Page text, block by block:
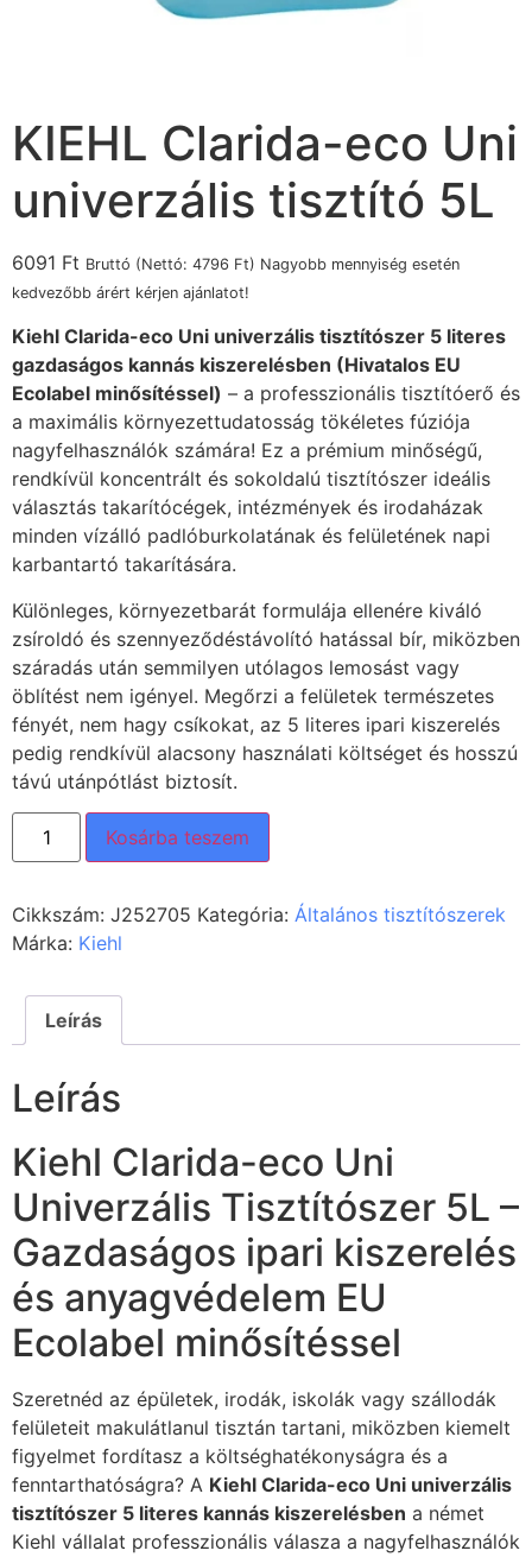
KIEHL Clarida-eco Uni
univerzális tisztító 5L
6091 Ft Bruttó (Nettó: 4796 Ft) Nagyobb mennyiség esetén
kedvezőbb árért kérjen ajánlatot!
Kiehl Clarida-eco Uni univerzális tisztítószer 5 literes
gazdaságos kannás kiszerelésben (Hivatalos EU
Ecolabel minősítéssel) – a professzionális tisztítóerő és
a maximális környezettudatosság tökéletes fúziója
nagyfelhasználók számára! Ez a prémium minőségű,
rendkívül koncentrált és sokoldalú tisztítószer ideális
választás takarítócégek, intézmények és irodaházak
minden vízálló padlóburkolatának és felületének napi
karbantartó takarítására.
Különleges, környezetbarát formulája ellenére kiváló
zsíroldó és szennyeződéstávolító hatással bír, miközben
száradás után semmilyen utólagos lemosást vagy
öblítést nem igényel. Megőrzi a felületek természetes
fényét, nem hagy csíkokat, az 5 literes ipari kiszerelés
pedig rendkívül alacsony használati költséget és hosszú
távú utánpótlást biztosít.
Kosárba teszem
Cikkszám: J252705 Kategória: Általános tisztítószerek
Márka: Kiehl
Leírás
Leírás
Kiehl Clarida-eco Uni
Univerzális Tisztítószer 5L –
Gazdaságos ipari kiszerelés
és anyagvédelem EU
Ecolabel minősítéssel
Szeretnéd az épületek, irodák, iskolák vagy szállodák
felületeit makulátlanul tisztán tartani, miközben kiemelt
figyelmet fordítasz a költséghatékonyságra és a
fenntarthatóságra? A Kiehl Clarida-eco Uni univerzális
tisztítószer 5 literes kannás kiszerelésben a német
Kiehl vállalat professzionális válasza a nagyfelhasználók